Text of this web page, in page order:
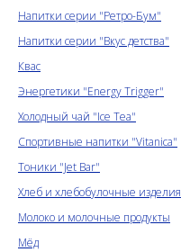
Напитки серии "Ретро-Бум"
Напитки серии "Вкус детства"
Квас
Энергетики "Energy Trigger"
Холодный чай "Ice Tea"
Спортивные напитки "Vitanica"
Тоники "Jet Bar"
Хлеб и хлебобулочные изделия
Молоко и молочные продукты
Мёд